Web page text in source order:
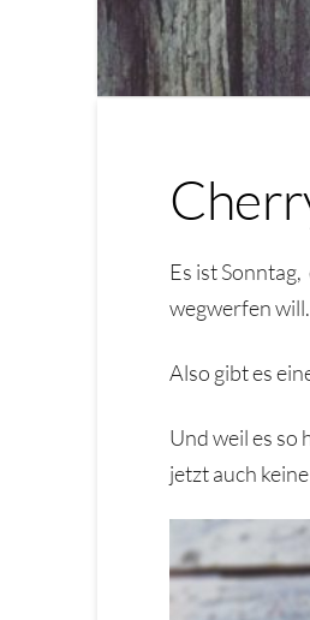
Es ist
wegwerfen will.
Also gibt es
Und weil es so
jetzt auch